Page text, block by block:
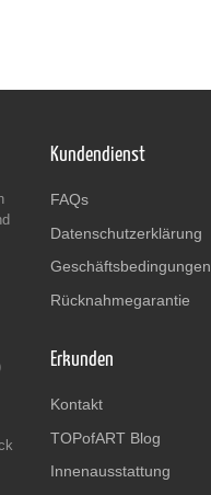
Kundendienst
FAQs
Datenschutzerklärung
Geschäftsbedingungen
Rücknahmegarantie
Erkunden
Kontakt
TOPofART Blog
Innenausstattung